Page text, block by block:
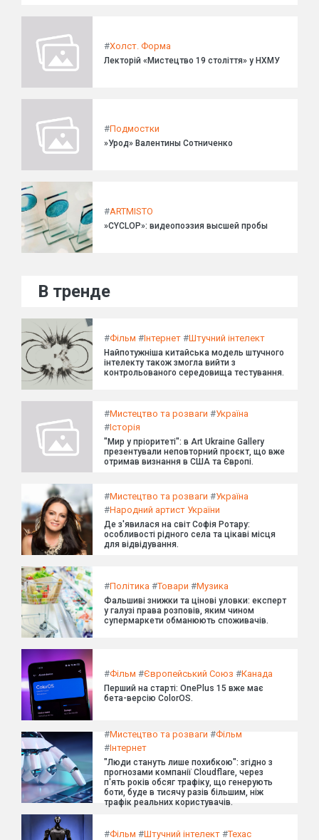
#Холст. Форма
Лекторій «Мистецтво 19 століття» у НХМУ
#Подмостки
»Урод» Валентины Сотниченко
#ARTMISTO
»CYCLOP»: видеопоэзия высшей пробы
В тренде
#Фільм #Інтернет #Штучний інтелект
Найпотужніша китайська модель штучного
інтелекту також змогла вийти з
контрольованого середовища тестування.
#Мистецтво та розваги #Україна
#Історія
"Мир у пріоритеті": в Art Ukraine Gallery
презентували неповторний проєкт, що вже
отримав визнання в США та Європі.
#Мистецтво та розваги #Україна
#Народний артист України
Де з'явилася на світ Софія Ротару:
особливості рідного села та цікаві місця
для відвідування.
#Політика #Товари #Музика
Фальшиві знижки та цінові уловки: експерт
у галузі права розповів, яким чином
супермаркети обманюють споживачів.
#Фільм #Європейський Союз #Канада
Перший на старті: OnePlus 15 вже має
бета-версію ColorOS.
#Мистецтво та розваги #Фільм
#Інтернет
"Люди стануть лише похибкою": згідно з
прогнозами компанії Cloudflare, через
п'ять років обсяг трафіку, що генерують
боти, буде в тисячу разів більшим, ніж
трафік реальних користувачів.
#Фільм #Штучний інтелект #Техас